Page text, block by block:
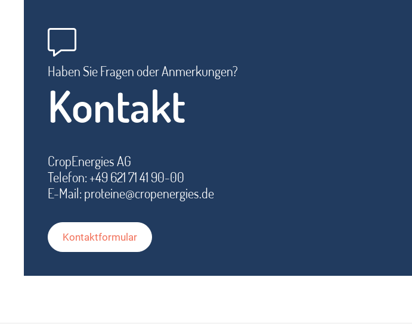
Haben Sie Fragen oder Anmerkungen?
Kontakt
CropEnergies AG
Telefon: +49 621 71 41 90-00
E-Mail: proteine@cropenergies.de
Kontaktformular